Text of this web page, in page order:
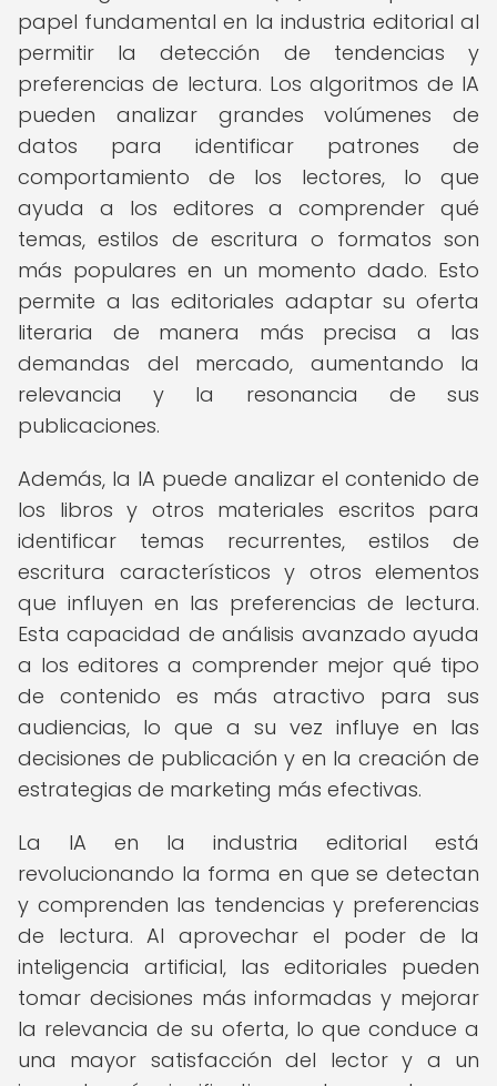
papel fundamental en la industria editorial al
permitir la detección de tendencias y
preferencias de lectura. Los algoritmos de IA
pueden analizar grandes volúmenes de
datos para identificar patrones de
comportamiento de los lectores, lo que
ayuda a los editores a comprender qué
temas, estilos de escritura o formatos son
más populares en un momento dado. Esto
permite a las editoriales adaptar su oferta
literaria de manera más precisa a las
demandas del mercado, aumentando la
relevancia y la resonancia de sus
publicaciones.
Además, la IA puede analizar el contenido de
los libros y otros materiales escritos para
identificar temas recurrentes, estilos de
escritura característicos y otros elementos
que influyen en las preferencias de lectura.
Esta capacidad de análisis avanzado ayuda
a los editores a comprender mejor qué tipo
de contenido es más atractivo para sus
audiencias, lo que a su vez influye en las
decisiones de publicación y en la creación de
estrategias de marketing más efectivas.
La IA en la industria editorial está
revolucionando la forma en que se detectan
y comprenden las tendencias y preferencias
de lectura. Al aprovechar el poder de la
inteligencia artificial, las editoriales pueden
tomar decisiones más informadas y mejorar
la relevancia de su oferta, lo que conduce a
una mayor satisfacción del lector y a un